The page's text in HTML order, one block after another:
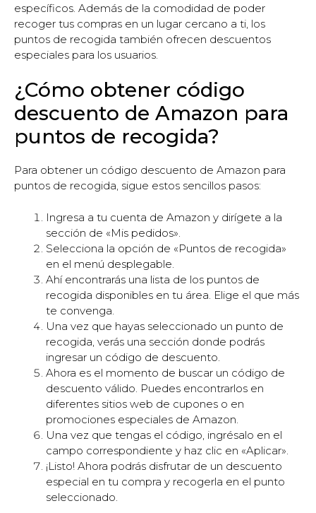
específicos. Además de la comodidad de poder
recoger tus compras en un lugar cercano a ti, los
puntos de recogida también ofrecen descuentos
especiales para los usuarios.
¿Cómo obtener código
descuento de Amazon para
puntos de recogida?
Para obtener un código descuento de Amazon para
puntos de recogida, sigue estos sencillos pasos:
Ingresa a tu cuenta de Amazon y dirígete a la
sección de «Mis pedidos».
Selecciona la opción de «Puntos de recogida»
en el menú desplegable.
Ahí encontrarás una lista de los puntos de
recogida disponibles en tu área. Elige el que más
te convenga.
Una vez que hayas seleccionado un punto de
recogida, verás una sección donde podrás
ingresar un código de descuento.
Ahora es el momento de buscar un código de
descuento válido. Puedes encontrarlos en
diferentes sitios web de cupones o en
promociones especiales de Amazon.
Una vez que tengas el código, ingrésalo en el
campo correspondiente y haz clic en «Aplicar».
¡Listo! Ahora podrás disfrutar de un descuento
especial en tu compra y recogerla en el punto
seleccionado.